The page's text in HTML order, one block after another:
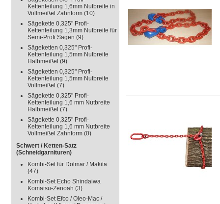
Kettenteilung 1,6mm Nutbreite in
Vollmeißel Zahnform (10)
Sägekette 0,325" Profi-
Kettenteilung 1,3mm Nutbreite für
Semi-Profi Sägen (9)
Sägeketten 0,325" Profi-
Kettenteilung 1,5mm Nutbreite
Halbmeißel (9)
Sägeketten 0,325" Profi-
Kettenteilung 1,5mm Nutbreite
Vollmeißel (7)
Sägekette 0,325" Profi-
Kettenteilung 1,6 mm Nutbreite
Halbmeißel (7)
Sägekette 0,325" Profi-
Kettenteilung 1,6 mm Nutbreite
Vollmeißel Zahnform (0)
Schwert / Ketten-Satz
(Schneidgarnituren)
Kombi-Set für Dolmar / Makita
(47)
Kombi-Set Echo Shindaiwa
Komatsu-Zenoah (3)
Kombi-Set Efco / Oleo-Mac /